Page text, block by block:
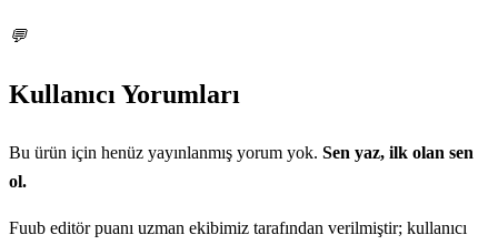
💬
Kullanıcı Yorumları
Bu ürün için henüz yayınlanmış yorum yok. Sen yaz, ilk olan sen
ol.
Fuub editör puanı uzman ekibimiz tarafından verilmiştir; kullanıcı